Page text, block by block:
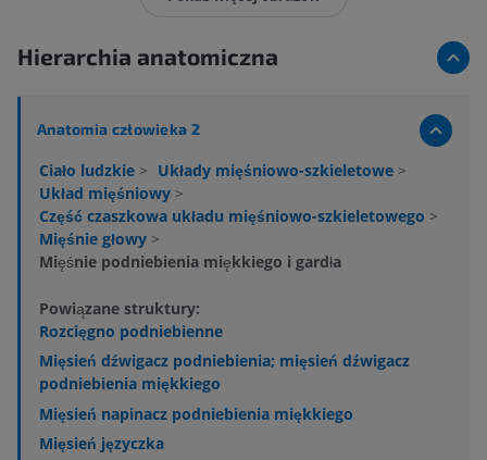
Hierarchia anatomiczna
Anatomia człowieka 2
Ciało ludzkie > Układy mięśniowo-szkieletowe >
Układ mięśniowy >
Część czaszkowa układu mięśniowo-szkieletowego >
Mięśnie głowy >
Mięśnie podniebienia miękkiego i gardła
Powiązane struktury:
Rozcięgno podniebienne
Mięsień dźwigacz podniebienia; mięsień dźwigacz
podniebienia miękkiego
Mięsień napinacz podniebienia miękkiego
Mięsień języczka